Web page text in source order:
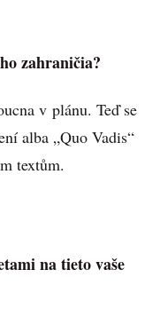
zahraničia?
v plánu. Teď se
alba „Quo Vadis“
textům.
na tieto vaše